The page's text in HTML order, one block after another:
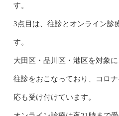
す。
3点目は、往診とオンライン診
す。
大田区・品川区・港区を対象
往診をおこなっており、コロ
応も受け付けています。